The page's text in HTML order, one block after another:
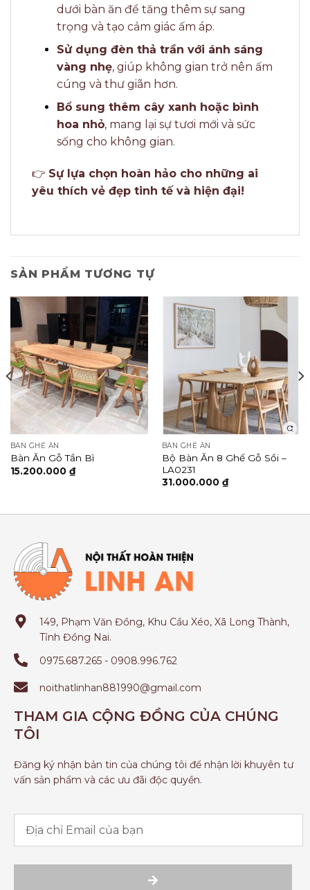
dưới bàn ăn để tăng thêm sự sang
trọng và tạo cảm giác ấm áp.
Sử dụng đèn thả trần với ánh sáng
vàng nhẹ, giúp không gian trở nên ấm
cúng và thư giãn hơn.
Bổ sung thêm cây xanh hoặc bình
hoa nhỏ, mang lại sự tươi mới và sức
sống cho không gian.
👉 Sự lựa chọn hoàn hảo cho những ai
yêu thích vẻ đẹp tinh tế và hiện đại!
SẢN PHẨM TƯƠNG TỰ
BÀN GHẾ ĂN
Bàn Ăn Gỗ Tần Bì
15.200.000 ₫
BÀN GHẾ ĂN
Bộ Bàn Ăn 8 Ghế Gỗ Sồi –
LA0231
31.000.000 ₫
149, Phạm Văn Đồng, Khu Cầu Xéo, Xã Long Thành,
Tỉnh Đồng Nai.
0975.687.265 - 0908.996.762
noithatlinhan881990@gmail.com
THAM GIA CỘNG ĐỒNG CỦA CHÚNG
TÔI
Đăng ký nhận bản tin của chúng tôi để nhận lời khuyên tư
vấn sản phẩm và các ưu đãi độc quyền.